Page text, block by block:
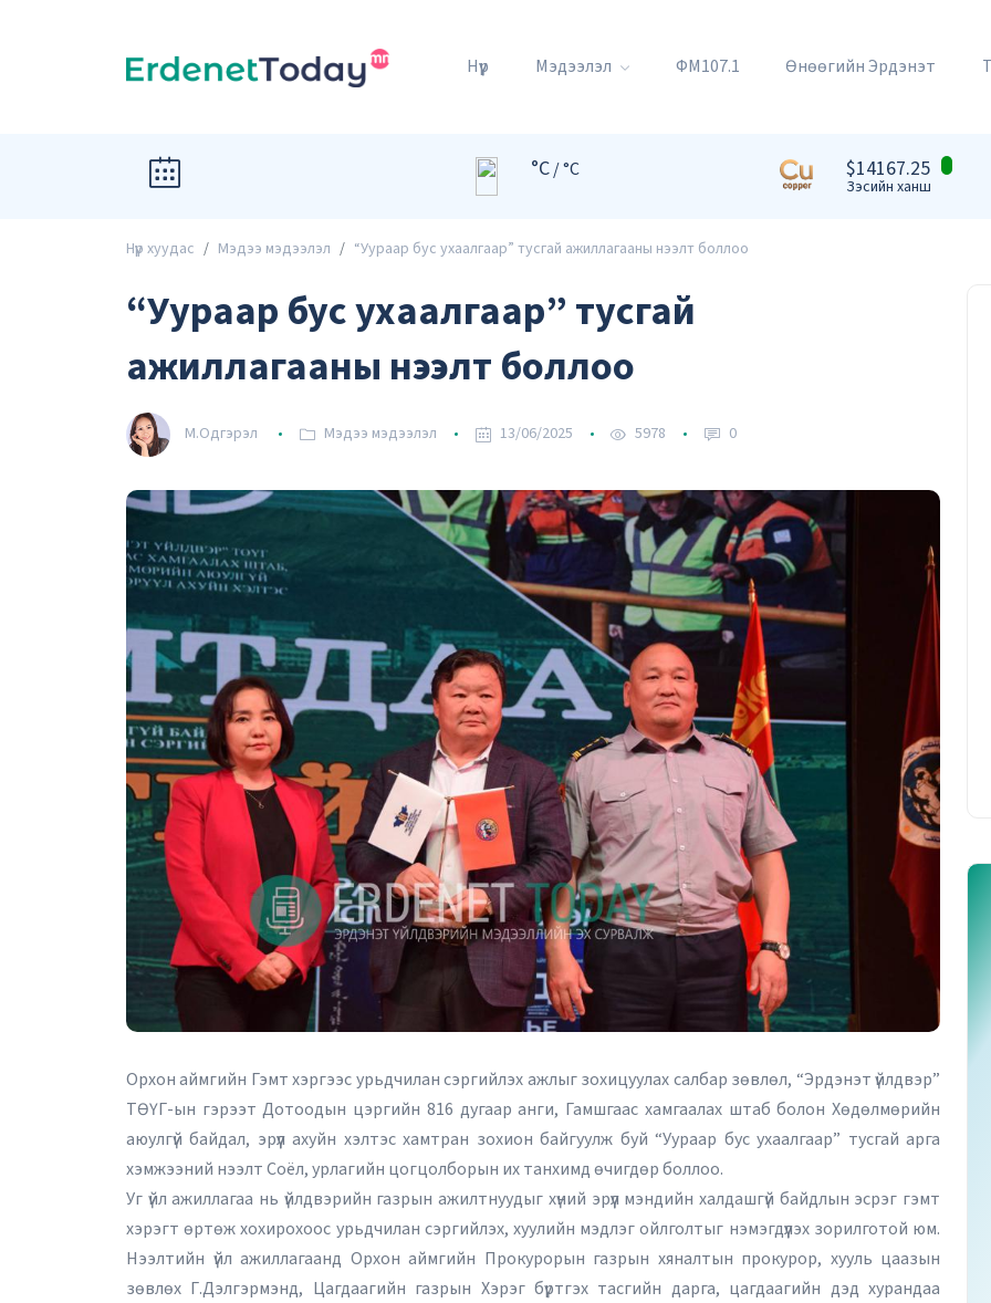
Нүүр Мэдээлэл ФМ107.1 Өнөөгийн Эрдэнэт
°C/ °C $14167.25
Зэсийн ханш
Нүүр хуудас Мэдээ мэдээлэл “Уураар бус ухаалгаар” тусгай ажиллагааны нээлт боллоо
“Уураар бус ухаалгаар” тусгай
ажиллагааны нээлт боллоо
М.Одгэрэл Мэдээ мэдээлэл 13/06/2025 5978 0
Орхон аймгийн Гэмт хэргээс урьдчилан сэргийлэх ажлыг зохицуулах салбар зөвлөл, “Эрдэнэт үйлдвэр”
ТӨҮГ-ын гэрээт Дотоодын цэргийн 816 дугаар анги, Гамшгаас хамгаалах штаб болон Хөдөлмөрийн
аюулгүй байдал, эрүүл ахуйн хэлтэс хамтран зохион байгуулж буй “Уураар бус ухаалгаар” тусгай арга
хэмжээний нээлт Соёл, урлагийн цогцолборын их танхимд өчигдөр боллоо.
Уг үйл ажиллагаа нь үйлдвэрийн газрын ажилтнуудыг хүний эрүүл мэндийн халдашгүй байдлын эсрэг гэмт
хэрэгт өртөж хохирохоос урьдчилан сэргийлэх, хуулийн мэдлэг ойлголтыг нэмэгдүүлэх зорилготой юм.
Нээлтийн үйл ажиллагаанд Орхон аймгийн Прокурорын газрын хяналтын прокурор, хууль цаазын
зөвлөх Г.Дэлгэрмэнд, Цагдаагийн газрын Хэрэг бүртгэх тасгийн дарга, цагдаагийн дэд хурандаа